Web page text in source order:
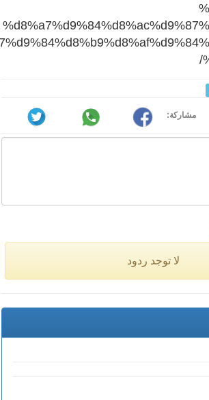
مشاركة:
لا توجد ردود